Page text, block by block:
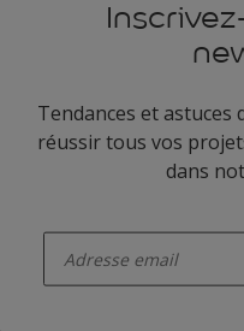
Tendances et
réussir tous vos
dans